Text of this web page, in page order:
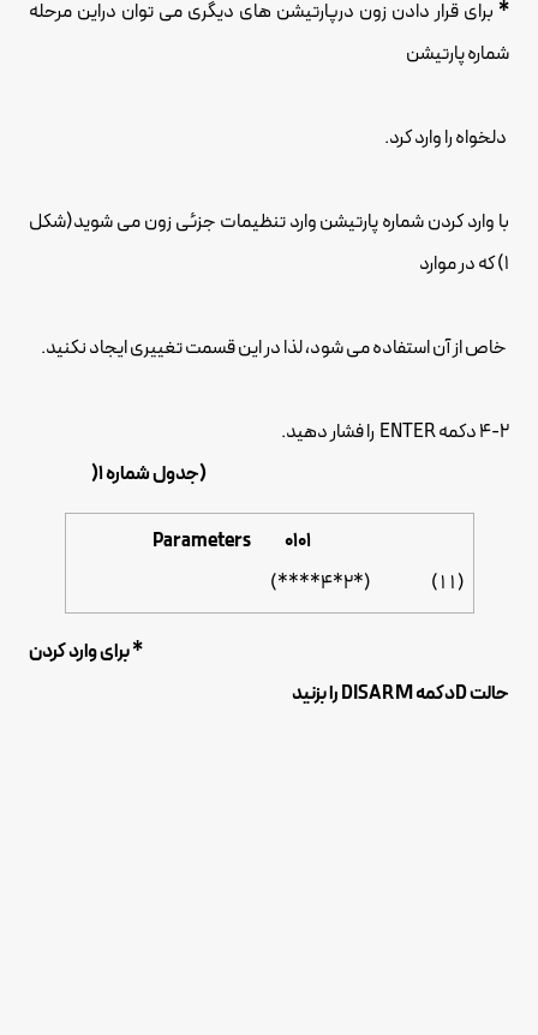
* برای قرار دادن زون درپارتیشن های دیگری می توان دراین مرحله
شماره پارتیشن
دلخواه را وارد کرد.
با وارد کردن شماره پارتیشن وارد تنظیمات جزئی زون می شوید(شکل
1) که در موارد
خاص از آن استفاده می شود، لذا در این قسمت تغییری ایجاد نکنید.
4-2 دکمه ENTER را فشار دهید.
(جدول شماره 1(
Parameters 0101
( 1 1 ) (*2*4****)
* برای وارد کردن
حالت Dدکمه DISARM را بزنید